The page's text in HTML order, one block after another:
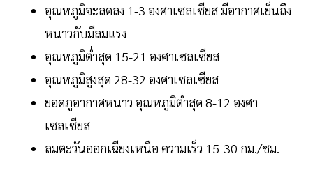
อุณหภูมิจะลดลง 1-3 องศาเซลเซียส มีอากาศเย็นถึง
หนาวกับมีลมแรง
อุณหภูมิต่ำสุด 15-21 องศาเซลเซียส
อุณหภูมิสูงสุด 28-32 องศาเซลเซียส
ยอดภูอากาศหนาว อุณหภูมิต่ำสุด 8-12 องศา
เซลเซียส
ลมตะวันออกเฉียงเหนือ ความเร็ว 15-30 กม./ชม.